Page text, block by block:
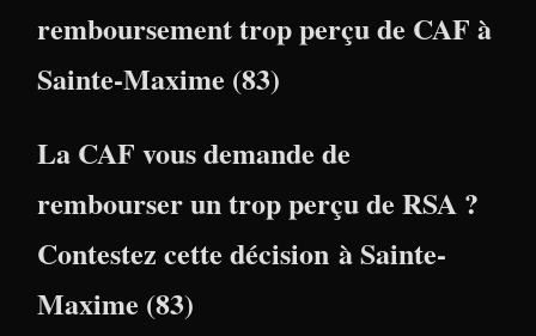
remboursement trop perçu de CAF à
Sainte-Maxime (83)
La CAF vous demande de
rembourser un trop perçu de RSA ?
Contestez cette décision à Sainte-
Maxime (83)